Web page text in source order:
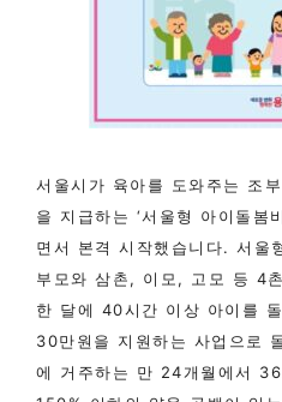
서울시가 육아를 도와주는 조
을 지급하는 ‘서울형 아이돌봄
면서 본격 시작했습니다. 서울
부모와 삼촌, 이모, 고모 등 4
한 달에 40시간 이상 아이를
30만원을 지원하는 사업으로
에 거주하는 만 24개월에서